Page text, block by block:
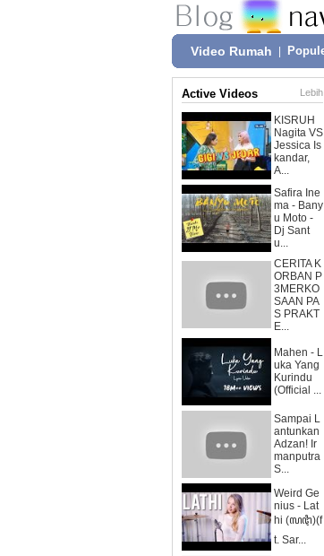
Video Rumah
Active Videos Lebih
KISRUH
Nagita VS
Jessica Is
kandar,
A...
Safira Ine
ma - Bany
u Moto -
Dj Sant
u...
CERITA K
ORBAN P
3MERKO
SAAN PA
S PRAKT
E...
Mahen - L
uka Yang
Kurindu
(Official ...
Sampai L
antunkan
Adzan! Ir
manputra
S...
Weird Ge
nius - Lat
hi (ꦭꦛꦶ)(f
t. Sar...